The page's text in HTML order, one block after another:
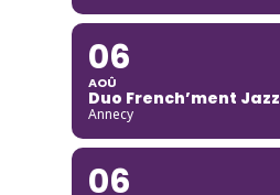
06
AOÛ
Duo French’ment Jazz
Annecy
06